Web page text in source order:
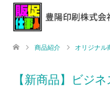
商品紹介 オリジナル
【新商品】ビジ